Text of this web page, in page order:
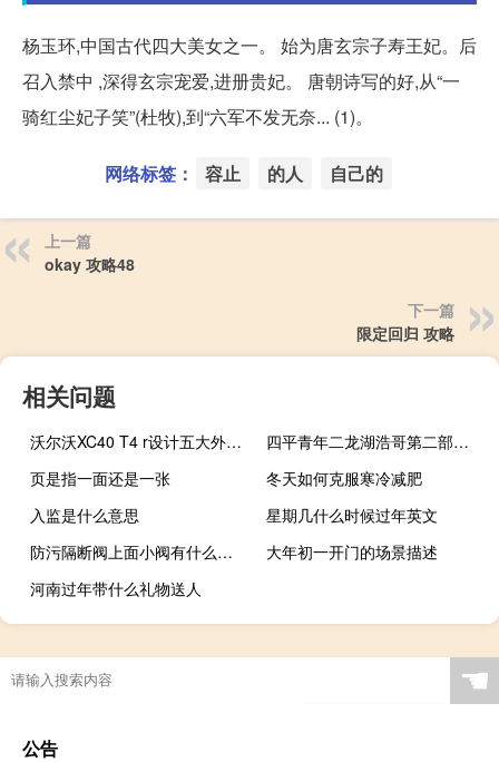
杨玉环,中国古代四大美女之一。 始为唐玄宗子寿王妃。后
召入禁中 ,深得玄宗宠爱,进册贵妃。 唐朝诗写的好,从“一
骑红尘妃子笑”(杜牧),到“六军不发无奈... (1)。
网络标签： 容止 的人 自己的
上一篇
okay 攻略48
下一篇
限定回归 攻略
相关问题
沃尔沃XC40 T4 r设计五大外观亮点
四平青年二龙湖浩哥第二部（谁知道 四平青年二龙湖浩哥的第一部的完整版在哪可以看）
页是指一面还是一张
冬天如何克服寒冷减肥
入监是什么意思
星期几什么时候过年英文
防污隔断阀上面小阀有什么用（防污隔断阀）
大年初一开门的场景描述
河南过年带什么礼物送人
☚
公告